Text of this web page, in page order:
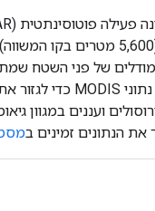
את הנתונים זמינים ב